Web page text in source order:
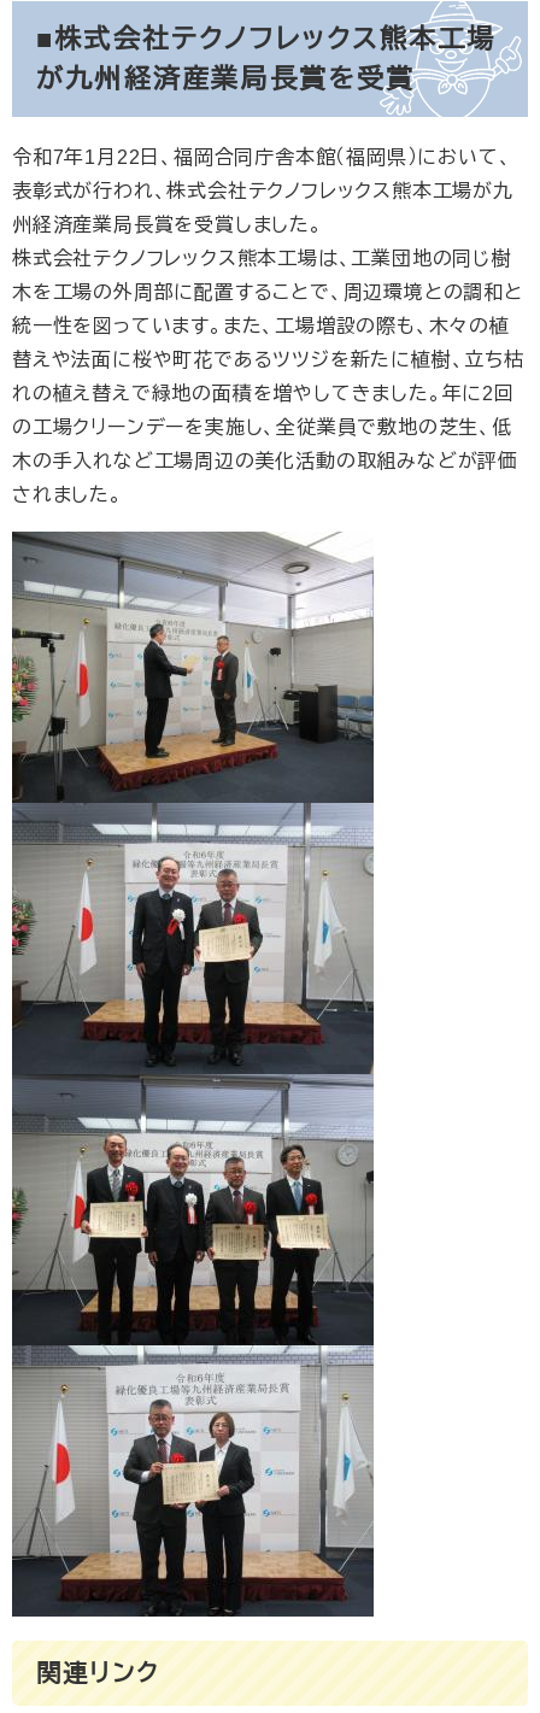
■株式会社テクノフレックス熊本工場
が九州経済産業局長賞を受賞
令和7年1月22日、福岡合同庁舎本館（福岡県）において、
表彰式が行われ、株式会社テクノフレックス熊本工場が九
州経済産業局長賞を受賞しました。
株式会社テクノフレックス熊本工場は、工業団地の同じ樹
木を工場の外周部に配置することで、周辺環境との調和と
統一性を図っています。また、工場増設の際も、木々の植
替えや法面に桜や町花であるツツジを新たに植樹、立ち枯
れの植え替えで緑地の面積を増やしてきました。年に2回
の工場クリーンデーを実施し、全従業員で敷地の芝生、低
木の手入れなど工場周辺の美化活動の取組みなどが評価
されました。
関連リンク